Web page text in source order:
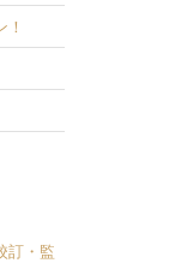
訂・監